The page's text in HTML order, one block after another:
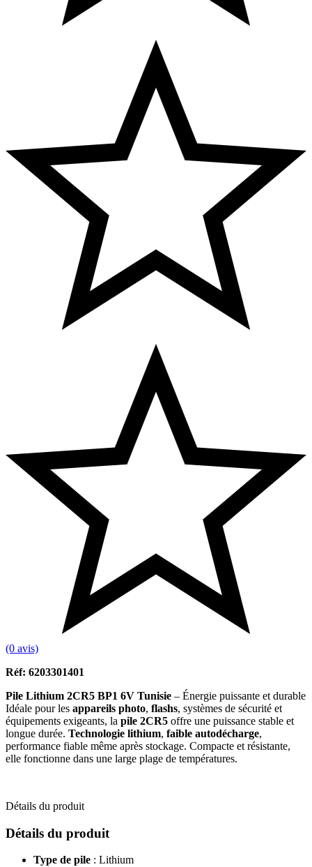
(0 avis)
Réf: 6203301401
Pile Lithium 2CR5 BP1 6V Tunisie – Énergie puissante et durable
Idéale pour les appareils photo, flashs, systèmes de sécurité et
équipements exigeants, la pile 2CR5 offre une puissance stable et
longue durée. Technologie lithium, faible autodécharge,
performance fiable même après stockage. Compacte et résistante,
elle fonctionne dans une large plage de températures.
Détails du produit
Détails du produit
Type de pile : Lithium